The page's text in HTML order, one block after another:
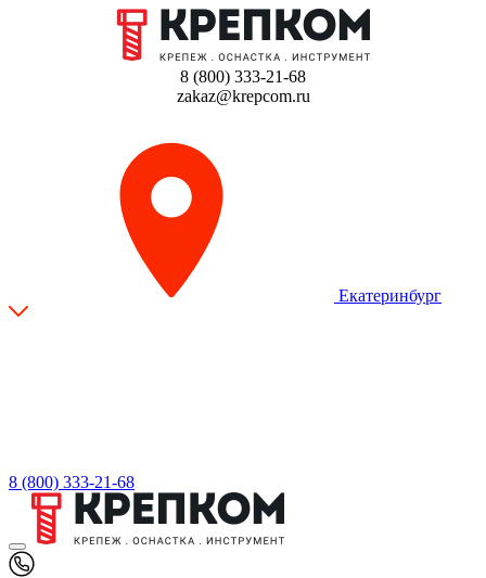
8 (800) 333-21-68
zakaz@krepcom.ru
Екатеринбург
8 (800) 333-21-68